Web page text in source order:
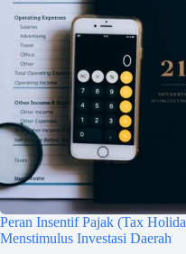
Peran Insentif Pajak (Tax
Menstimulus Investasi Daerah